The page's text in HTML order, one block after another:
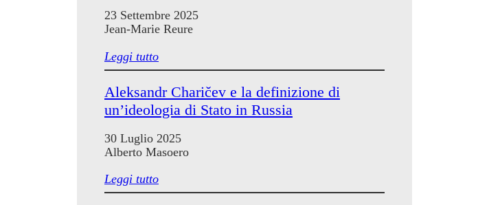
23 Settembre 2025
Jean-Marie Reure
Leggi tutto
Aleksandr Charičev e la definizione di
un’ideologia di Stato in Russia
30 Luglio 2025
Alberto Masoero
Leggi tutto